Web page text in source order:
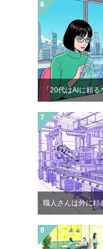
「20代はAIに頼
職人さんは外に頼